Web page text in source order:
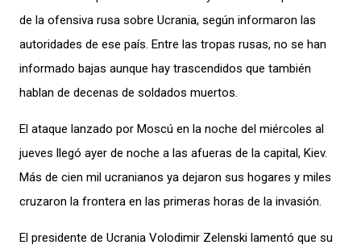
de la ofensiva rusa sobre Ucrania, según informaron las
autoridades de ese país. Entre las tropas rusas, no se han
informado bajas aunque hay trascendidos que también
hablan de decenas de soldados muertos.
El ataque lanzado por Moscú en la noche del miércoles al
jueves llegó ayer de noche a las afueras de la capital, Kiev.
Más de cien mil ucranianos ya dejaron sus hogares y miles
cruzaron la frontera en las primeras horas de la invasión.
El presidente de Ucrania Volodimir Zelenski lamentó que su